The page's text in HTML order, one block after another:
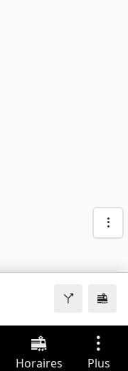
Horaires Plus